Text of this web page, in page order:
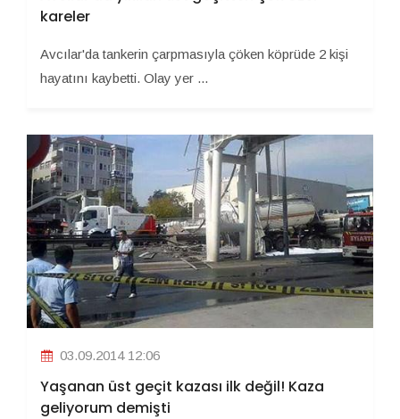
kareler
Avcılar'da tankerin çarpmasıyla çöken köprüde 2 kişi
hayatını kaybetti. Olay yer ...
03.09.2014 12:06
Yaşanan üst geçit kazası ilk değil! Kaza
geliyorum demişti